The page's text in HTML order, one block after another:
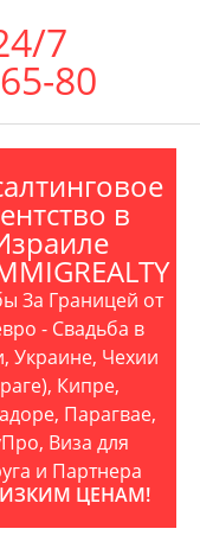
7
80
в
За Границей от
- Свадьба в
Украине, Чехии
Кипре,
Парагвае,
Виза для
и Партнера
ЦЕНАМ!